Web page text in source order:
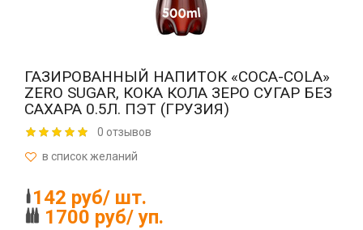
ГАЗИРОВАННЫЙ НАПИТОК «COCA-COLA»
ZERO SUGAR, КОКА КОЛА ЗЕРО СУГАР БЕЗ
САХАРА 0.5Л. ПЭТ (ГРУЗИЯ)
0 отзывов
142 руб/ шт.
1700 руб/ уп.